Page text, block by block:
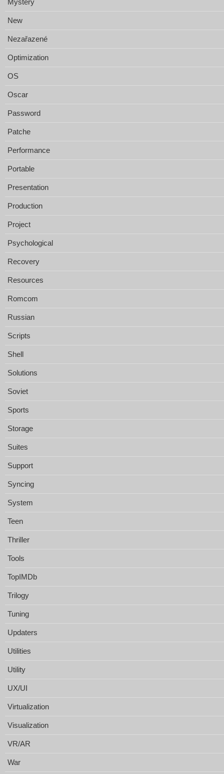
Mystery
New
Nezařazené
Optimization
OS
Oscar
Password
Patche
Performance
Portable
Presentation
Production
Project
Psychological
Recovery
Resources
Romcom
Russian
Scripts
Shell
Solutions
Soviet
Sports
Storage
Suites
Support
Syncing
System
Teen
Thriller
Tools
TopIMDb
Trilogy
Tuning
Updaters
Utilities
Utility
UX/UI
Virtualization
Visualization
VR/AR
War